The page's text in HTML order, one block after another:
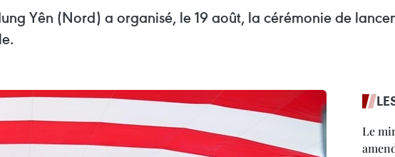
Yên (Nord) a organisé, le 19 août, la cérémonie de
Le